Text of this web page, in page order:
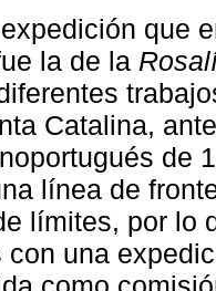
que
la de la
Catalina,
de
línea de
límites, por lo
con una